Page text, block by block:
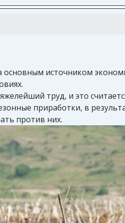
источником
труд, и это
приработки, в
против них.